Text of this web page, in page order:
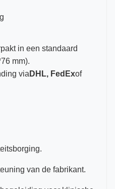
in een standaard
mm).
via DHL, FedExof
van de fabrikant.